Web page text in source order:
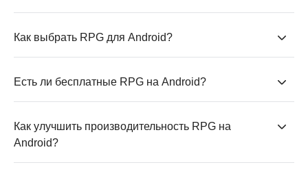
офлайн-режим. Многие популярные RPG на Android
Как выбрать RPG для Android?
конкретно вам хочется в плане игрового процесса и
Есть ли бесплатные RPG на Android?
RPG на Android, в которые можноигратьбесплатно.
Как улучшить производительность RPG на
Android?